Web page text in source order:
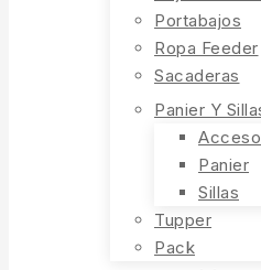
Portabajos
Ropa Feeder
Sacaderas
Panier Y
Panier
Sillas
Tupper
Pack